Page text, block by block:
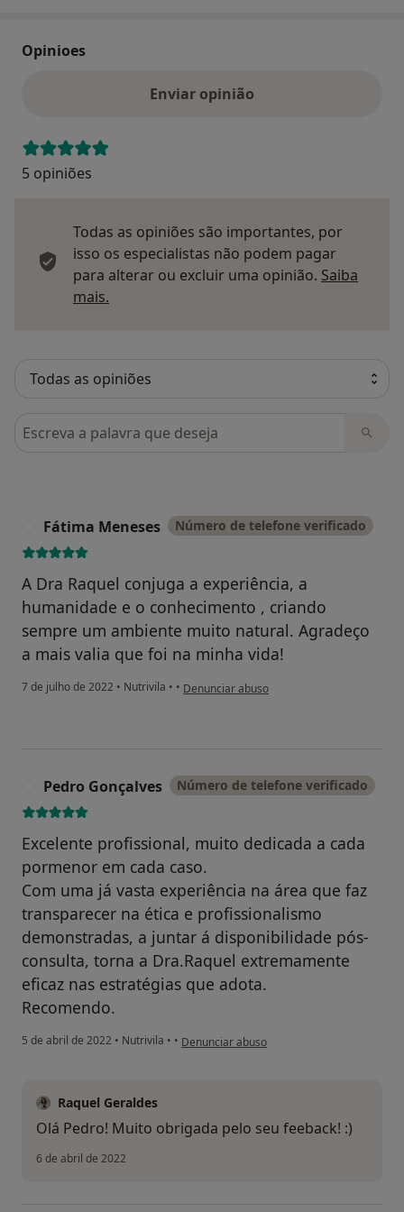
Opinioes
Enviar opinião
5 opiniões
Todas as opiniões são importantes, por
isso os especialistas não podem pagar
para alterar ou excluir uma opinião. Saiba
mais.
Pesquisar em opiniões
Fátima Meneses Número de telefone verificado
A Dra Raquel conjuga a experiência, a
humanidade e o conhecimento , criando
sempre um ambiente muito natural. Agradeço
a mais valia que foi na minha vida!
7 de julho de 2022 • Nutrivila • • na opinião do utilizador Fátima Meneses
Denunciar abuso
Pedro Gonçalves Número de telefone verificado
Excelente profissional, muito dedicada a cada
pormenor em cada caso.
Com uma já vasta experiência na área que faz
transparecer na ética e profissionalismo
demonstradas, a juntar á disponibilidade pós-
consulta, torna a Dra.Raquel extremamente
eficaz nas estratégias que adota.
Recomendo.
5 de abril de 2022 • Nutrivila • • na opinião do utilizador Pedro Gonçalves
Denunciar abuso
Raquel Geraldes
Olá Pedro! Muito obrigada pelo seu feeback! :)
6 de abril de 2022